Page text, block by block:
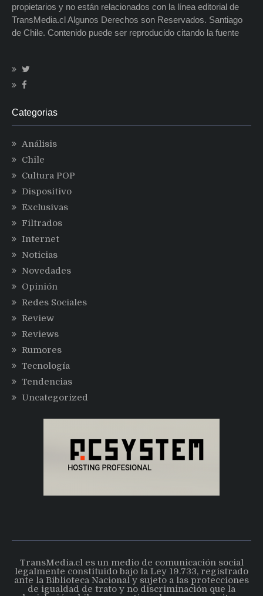
propietarios y no están relacionados con la línea editorial de
TransMedia.cl Algunos Derechos son Reservados. Santiago
de Chile. Contenido puede ser reproducido citando la fuente
Categorias
Análisis
Chile
Cultura POP
Dispositivo
Exclusivas
Filtrados
Internet
Noticias
Novedades
Opinión
Redes Sociales
Review
Reviews
Rumores
Tecnología
Tendencias
Uncategorized
TransMedia.cl es un medio de comunicación social
legalmente constituido bajo la Ley 19.733, registrado
ante la Biblioteca Nacional y sujeto a las protecciones
de igualdad de trato y no discriminación que la